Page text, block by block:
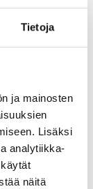
Tietoja
ja mainosten
Lisäksi
analytiikka-
näitä
joka päivä
Gabriel Hoikkala toteuttaa maisterityönsä Taidekeskus Salmelassa